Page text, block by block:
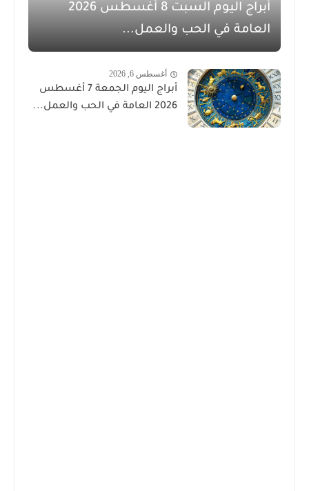
أبراج اليوم السبت 8 أغسطس 2026
العامة في الحب والعمل...
أغسطس 6, 2026
أبراج اليوم الجمعة 7 أغسطس
2026 العامة في الحب والعمل...